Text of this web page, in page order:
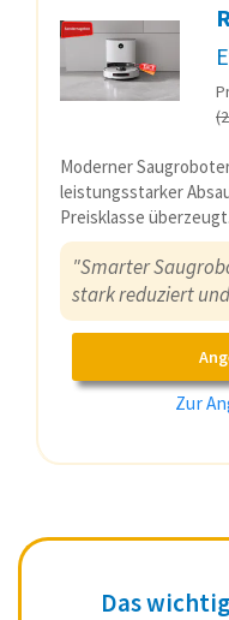
Moderner
leistungsstarker
Preisklasse überzeugt.
"Smarter
stark reduziert
Zur
Das